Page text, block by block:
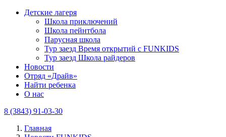
Детские лагеря
Школа приключений
Школа пейнтбола
Парусная школа
Тур заезд Время открытий с FUNKIDS
Тур заезд Школа райдеров
Новости
Отряд «Драйв»
Найти ребенка
О нас
8 (3843) 91-03-30
Главная